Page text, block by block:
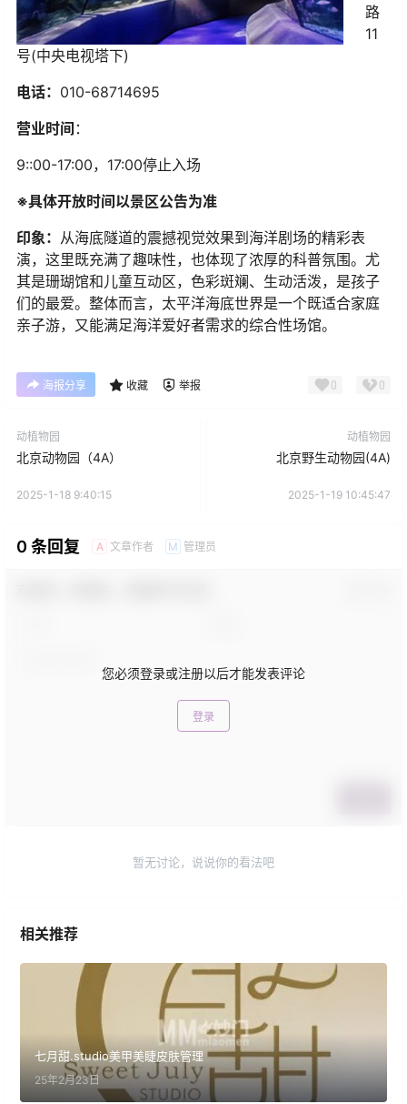
路
11
号(中央电视塔下)
电话： 010-68714695
营业时间 ：
9::00-17:00，17:00停止入场
※具体开放时间以景区公告为准
印象： 从海底隧道的震撼视觉效果到海洋剧场的精彩表
演，这里既充满了趣味性，也体现了浓厚的科普氛围。尤
其是珊瑚馆和儿童互动区，色彩斑斓、生动活泼，是孩子
们的最爱。整体而言，太平洋海底世界是一个既适合家庭
亲子游，又能满足海洋爱好者需求的综合性场馆。
海报分享 收藏 举报 0 0
动植物园
北京动物园（4A）
2025-1-18 9:40:15
动植物园
北京野生动物园(4A)
2025-1-19 10:45:47
0 条回复 A 文章作者 M 管理员
您必须登录或注册以后才能发表评论
登录
暂无讨论，说说你的看法吧
相关推荐
七月甜.studio美甲美睫皮肤管理
25年2月23日